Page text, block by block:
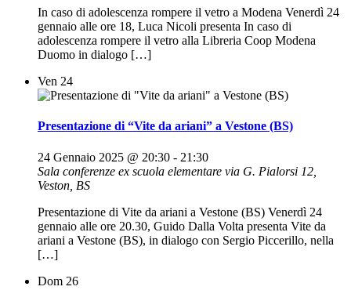
In caso di adolescenza rompere il vetro a Modena Venerdì 24
gennaio alle ore 18, Luca Nicoli presenta In caso di
adolescenza rompere il vetro alla Libreria Coop Modena
Duomo in dialogo […]
Ven 24
Presentazione di “Vite da ariani” a Vestone (BS)
24 Gennaio 2025 @ 20:30 - 21:30
Sala conferenze ex scuola elementare via G. Pialorsi 12,
Veston, BS
Presentazione di Vite da ariani a Vestone (BS) Venerdì 24
gennaio alle ore 20.30, Guido Dalla Volta presenta Vite da
ariani a Vestone (BS), in dialogo con Sergio Piccerillo, nella
[…]
Dom 26